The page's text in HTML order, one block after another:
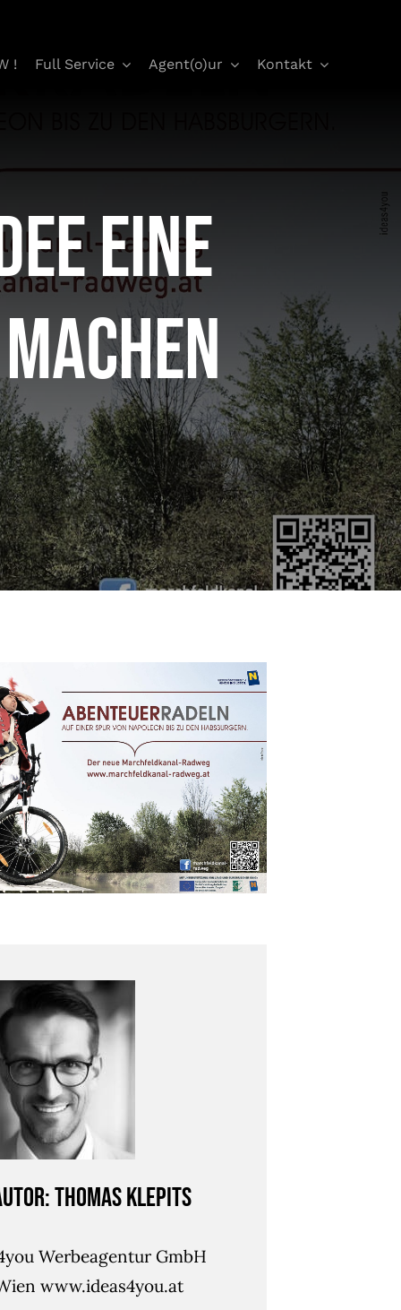
! Full Service Agent(o)ur Kontakt
eine
Thomas Klepits
Werbeagentur GmbH
www.ideas4you.at